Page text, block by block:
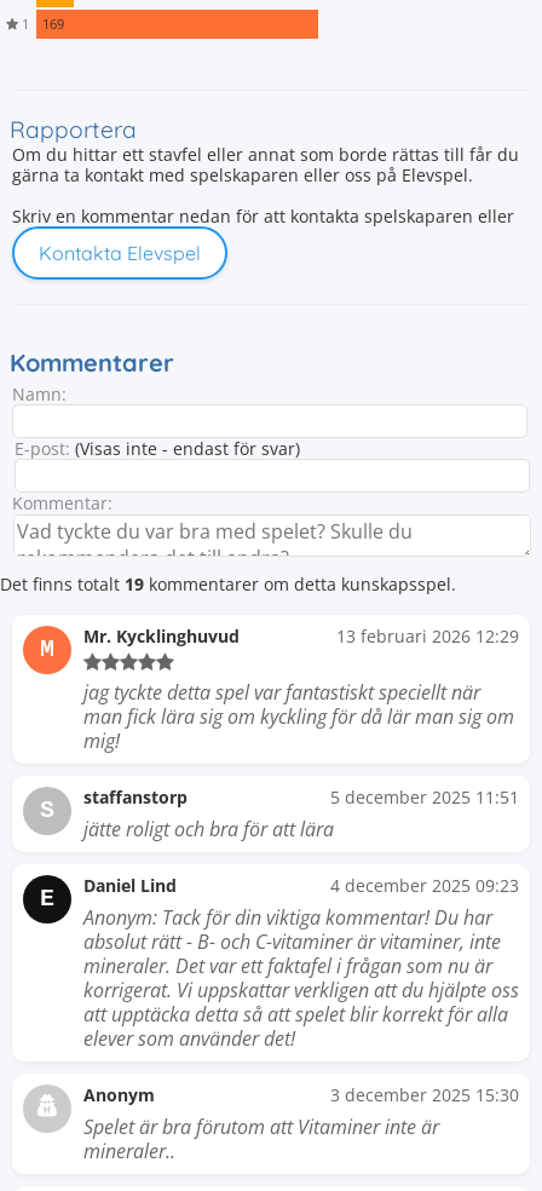
1
169
Rapportera
Om du hittar ett stavfel eller annat som borde rättas till får du
gärna ta kontakt med spelskaparen eller oss på Elevspel.
Skriv en kommentar nedan för att kontakta spelskaparen eller
Kontakta Elevspel
Kommentarer
Namn:
E-post: (Visas inte - endast för svar)
Kommentar:
Det finns totalt 19 kommentarer om detta kunskapsspel.
M Mr. Kycklinghuvud 13 februari 2026 12:29
jag tyckte detta spel var fantastiskt speciellt när
man fick lära sig om kyckling för då lär man sig om
mig!
S staffanstorp 5 december 2025 11:51
jätte roligt och bra för att lära
E Daniel Lind 4 december 2025 09:23
Anonym: Tack för din viktiga kommentar! Du har
absolut rätt - B- och C-vitaminer är vitaminer, inte
mineraler. Det var ett faktafel i frågan som nu är
korrigerat. Vi uppskattar verkligen att du hjälpte oss
att upptäcka detta så att spelet blir korrekt för alla
elever som använder det!
Anonym 3 december 2025 15:30
Spelet är bra förutom att Vitaminer inte är
mineraler..